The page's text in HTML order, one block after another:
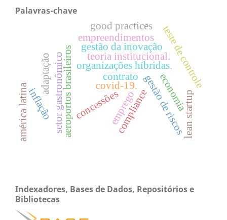
Palavras-chave
covid-19.
concessões
aeroportos brasileiros organizações híbridas.
teoria institucional.teste de controle
gestão de riscos
compliance lean startup
gestão da inovação
setor gastronômico
adaptação
empreendimentos
economia
good practices
emprego
contrato
inflação
américa latina
Indexadores, Bases de Dados, Repositórios e
Bibliotecas